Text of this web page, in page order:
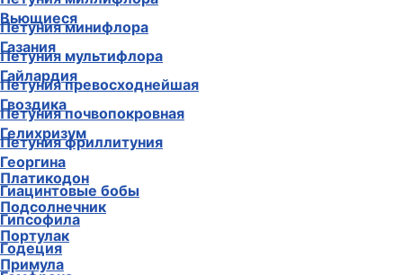
Петуния минифлора
Петуния мультифлора
Петуния превосходнейшая
Петуния почвопокровная
Петуния фриллитуния
Платикодон
Подсолнечник
Портулак
Примула
Вьющиеся
Газания
Гайлардия
Гвоздика
Гелихризум
Георгина
Гиацинтовые бобы
Гипсофила
Годеция